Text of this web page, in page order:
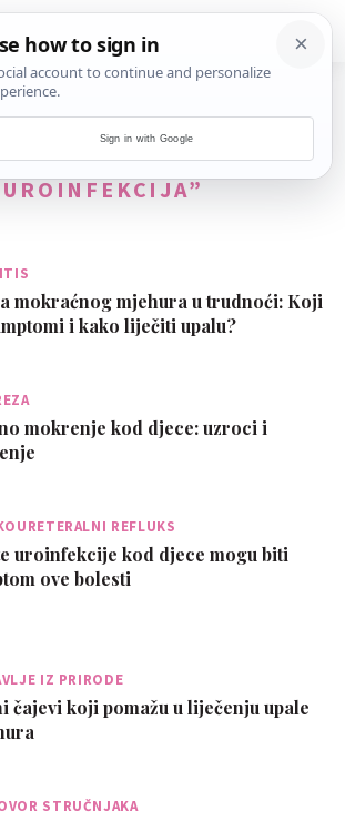
8REZULTATA ZA TAG
mokraćnog mjehura u trudnoći: Koji
i kako liječiti upalu?
mokrenje kod djece: uzroci i
REFLUKS
uroinfekcije kod djece mogu biti
ove bolesti
IZ PRIRODE
čajevi koji pomažu u liječenju upale
STRUČNJAKA
Sign in with Google